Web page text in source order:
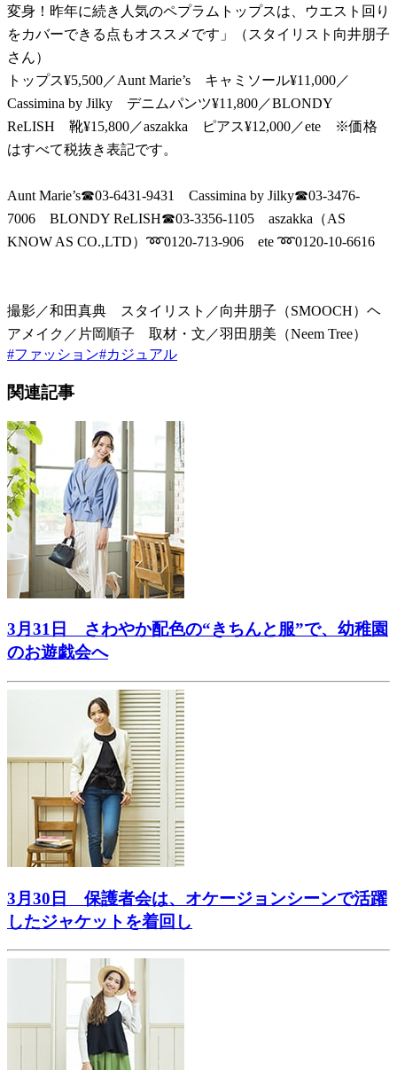
変身！昨年に続き人気のペプラムトップスは、ウエスト回り
をカバーできる点もオススメです」（スタイリスト向井朋子
さん）
トップス¥5,500／Aunt Marie’s キャミソール¥11,000／
Cassimina by Jilky デニムパンツ¥11,800／BLONDY
ReLISH 靴¥15,800／aszakka ピアス¥12,000／ete ※価格
はすべて税抜き表記です。
Aunt Marie’s☎︎03-6431-9431 Cassimina by Jilky☎︎03-3476-
7006 BLONDY ReLISH☎︎03-3356-1105 aszakka（AS
KNOW AS CO.,LTD）➿0120-713-906 ete ➿0120-10-6616
撮影／和田真典 スタイリスト／向井朋子（SMOOCH）ヘ
アメイク／片岡順子 取材・文／羽田朋美（Neem Tree）
#ファッション#カジュアル
関連記事
3月31日 さわやか配色の“きちんと服”で、幼稚園
のお遊戯会へ
3月30日 保護者会は、オケージョンシーンで活躍
したジャケットを着回し